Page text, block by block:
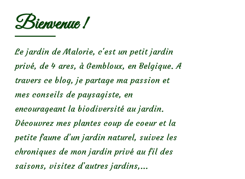
Bienvenue !
Le jardin de Malorie, c'est un petit jardin
privé, de 4 ares, à Gembloux, en Belgique. A
travers ce blog, je partage ma passion et
mes conseils de paysagiste, en
encourageant la biodiversité au jardin.
Découvrez mes plantes coup de coeur et la
petite faune d’un jardin naturel, suivez les
chroniques de mon jardin privé au fil des
saisons, visitez d’autres jardins,...